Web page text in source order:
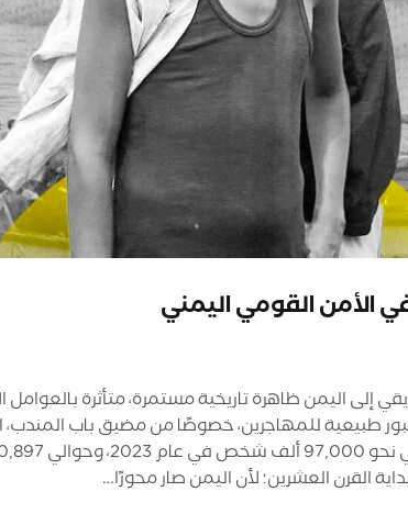
في الأمن القومي اليمني
اليمن ظاهرة تاريخية مستمرة، متأثرة بالعوامل
طبيعية للمهاجرين، خصوصًا من مضيق باب المندب،